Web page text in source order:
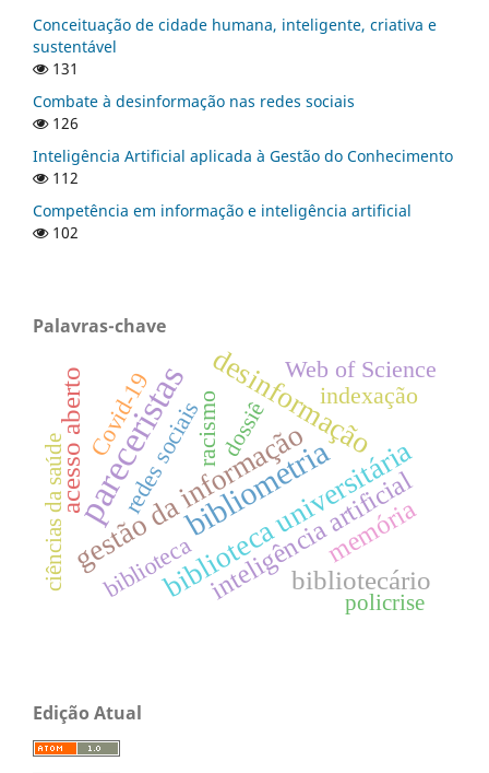
Conceituação de cidade humana, inteligente, criativa e
sustentável
131
Combate à desinformação nas redes sociais
126
Inteligência Artificial aplicada à Gestão do Conhecimento
112
Competência em informação e inteligência artificial
102
Palavras-chave
pareceristasbibliometria
desinformação
biblioteca universitária
gestão da informação
acesso aberto
inteligência artificial
bibliotecário
memória
racismo
biblioteca
Web of Science
redes sociais
indexação
Covid-19 dossiê
policrise
ciências da saúde
Edição Atual